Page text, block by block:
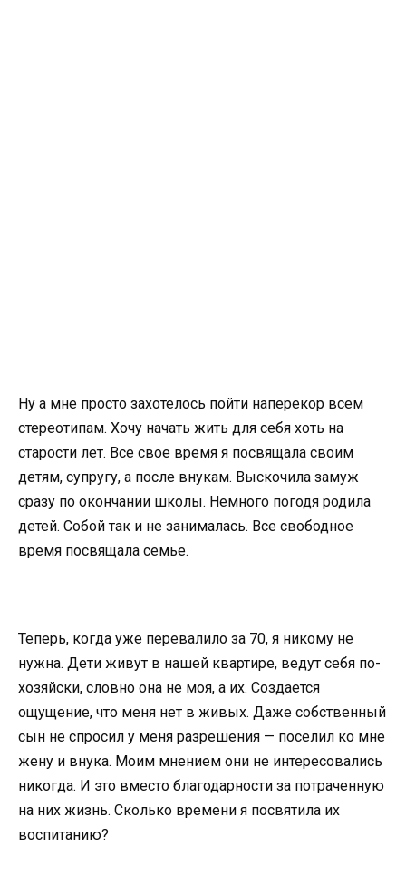
Ну а мне просто захотелось пойти наперекор всем
стереотипам. Хочу начать жить для себя хоть на
старости лет. Все свое время я посвящала своим
детям, супругу, а после внукам. Выскочила замуж
сразу по окончании школы. Немного погодя родила
детей. Собой так и не занималась. Все свободное
время посвящала семье.
Теперь, когда уже перевалило за 70, я никому не
нужна. Дети живут в нашей квартире, ведут себя по-
хозяйски, словно она не моя, а их. Создается
ощущение, что меня нет в живых. Даже собственный
сын не спросил у меня разрешения — поселил ко мне
жену и внука. Моим мнением они не интересовались
никогда. И это вместо благодарности за потраченную
на них жизнь. Сколько времени я посвятила их
воспитанию?